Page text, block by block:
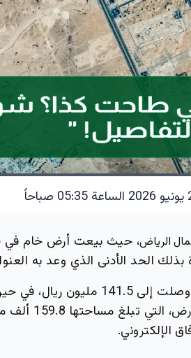
الرياض، حيث بيعت أرض خام في
وجاءت هذه الصفقة بقيمة إجمالية وصلت
نحو 3.5 مليون
الإلكتروني.